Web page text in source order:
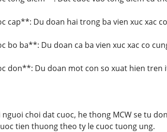
cap**: Du doan hai trong ba vien xuc xac
bo ba**: Du doan ca ba vien xuc xac co
don**: Du doan mot con so xuat hien tren
nguoi choi dat cuoc, he thong MCW se tu
tien thuong theo ty le cuoc tuong ung.